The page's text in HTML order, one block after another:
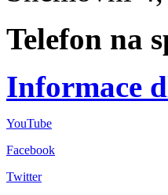
Telefon na
Informace
YouTube
Facebook
Twitter